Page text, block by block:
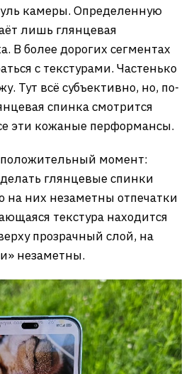
камеры. Определенную
лишь глянцевая
В более дорогих сегментах
с текстурами. Частенько
Тут всё субъективно, но, по-
спинка смотрится
эти кожаные перформансы.
момент:
глянцевые спинки
на них незаметны отпечатки
текстура находится
прозрачный слой, на
незаметны.